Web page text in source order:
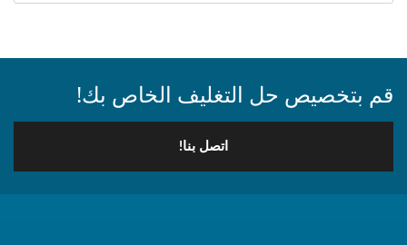
قم بتخصيص حل التغليف الخاص بك!
اتصل بنا!